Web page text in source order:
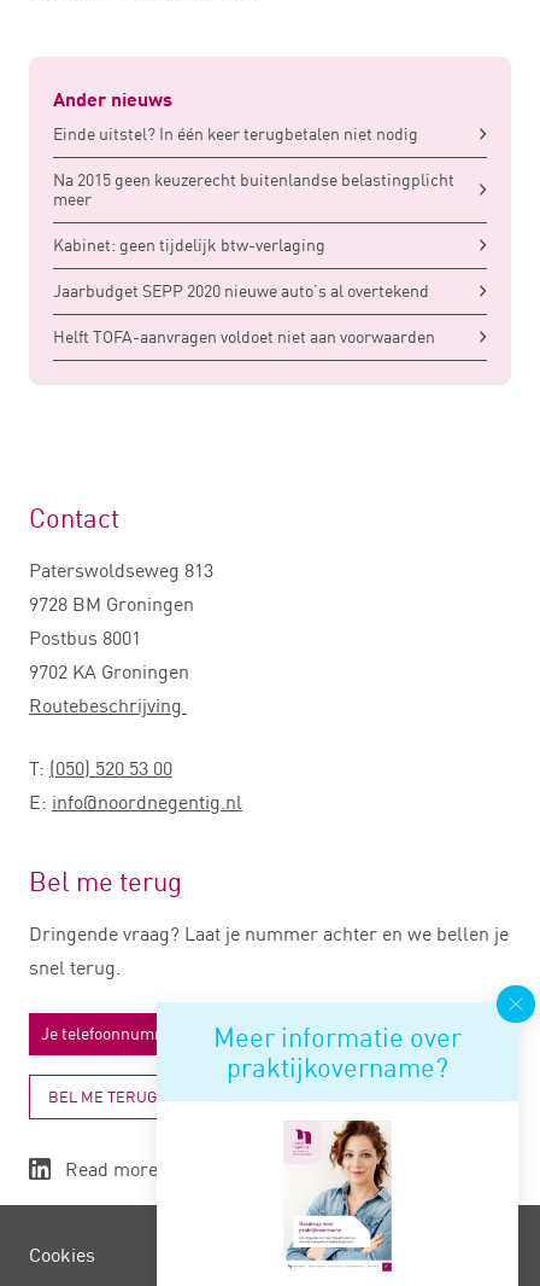
Ander nieuws
Einde uitstel? In één keer terugbetalen niet nodig
Na 2015 geen keuzerecht buitenlandse belastingplicht
meer
Kabinet: geen tijdelijk btw-verlaging
Jaarbudget SEPP 2020 nieuwe auto’s al overtekend
Helft TOFA-aanvragen voldoet niet aan voorwaarden
Meer informatie over
praktijkovername?
Contact
Paterswoldseweg 813
9728 BM Groningen
Postbus 8001
9702 KA Groningen
Routebeschrijving
T: (050) 520 53 00
E: info@noordnegentig.nl
Bel me terug
Dringende vraag? Laat je nummer achter en we bellen je
snel terug.
BEL ME TERUG
Read more
Cookies